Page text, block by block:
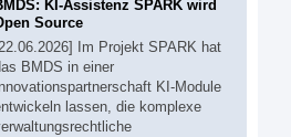
KI-Assistenz SPARK wird
Source
Im Projekt SPARK hat
BMDS in einer
Innovationspartnerschaft KI-Module
lassen, die komplexe